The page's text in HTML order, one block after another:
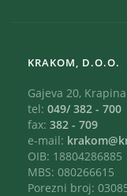
KRAKOM, D.O.O.
Gajeva 20, Krapina
tel: 049/ 382 - 700
fax: 382 - 709
e-mail:
OIB: 18804286885
MBS: 080266615
Porezni broj: